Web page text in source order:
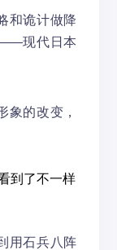
诡计做降
——现代日本
的改变，
石兵八阵